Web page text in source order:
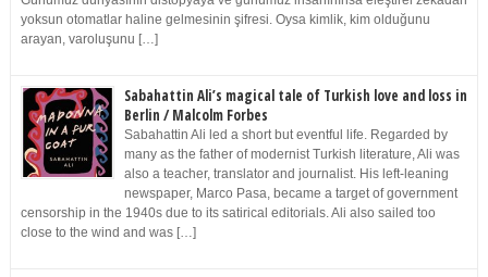
yoksun otomatlar haline gelmesinin şifresi. Oysa kimlik, kim olduğunu
arayan, varoluşunu […]
Sabahattin Ali’s magical tale of Turkish love and loss in
Berlin / Malcolm Forbes
Sabahattin Ali led a short but eventful life. Regarded by
many as the father of modernist Turkish literature, Ali was
also a teacher, translator and journalist. His left-leaning
newspaper, Marco Pasa, became a target of government
censorship in the 1940s due to its satirical editorials. Ali also sailed too
close to the wind and was […]